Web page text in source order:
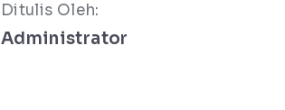
Ditulis Oleh:
Administrator